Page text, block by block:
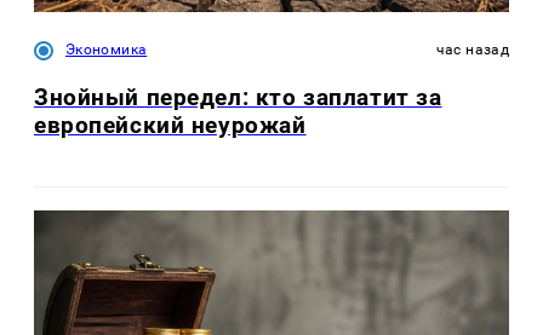
Экономика час назад
Знойный передел: кто заплатит за
европейский неурожай